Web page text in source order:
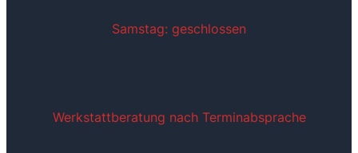
Samstag: geschlossen
Werkstattberatung nach Terminabsprache